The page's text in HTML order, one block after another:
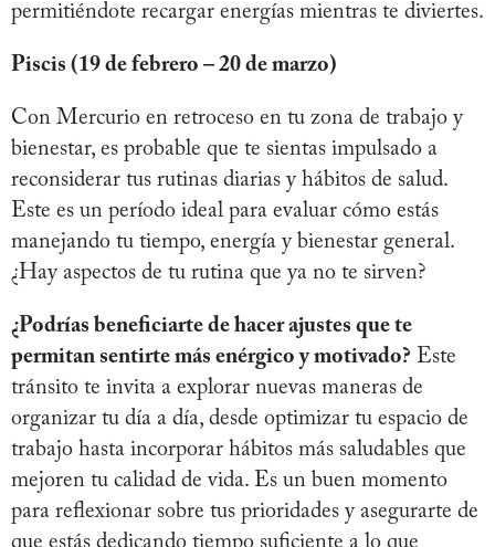
permitiéndote recargar energías mientras te diviertes.
Piscis (19 de febrero – 20 de marzo)
Con Mercurio en retroceso en tu zona de trabajo y
bienestar, es probable que te sientas impulsado a
reconsiderar tus rutinas diarias y hábitos de salud.
Este es un período ideal para evaluar cómo estás
manejando tu tiempo, energía y bienestar general.
¿Hay aspectos de tu rutina que ya no te sirven?
¿Podrías beneficiarte de hacer ajustes que te
permitan sentirte más enérgico y motivado? Este
tránsito te invita a explorar nuevas maneras de
organizar tu día a día, desde optimizar tu espacio de
trabajo hasta incorporar hábitos más saludables que
mejoren tu calidad de vida. Es un buen momento
para reflexionar sobre tus prioridades y asegurarte de